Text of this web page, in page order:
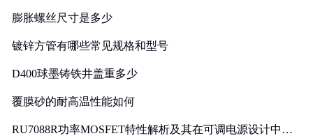
膨胀螺丝尺寸是多少
镀锌方管有哪些常见规格和型号
D400球墨铸铁井盖重多少
覆膜砂的耐高温性能如何
RU7088R功率MOSFET特性解析及其在可调电源设计中的